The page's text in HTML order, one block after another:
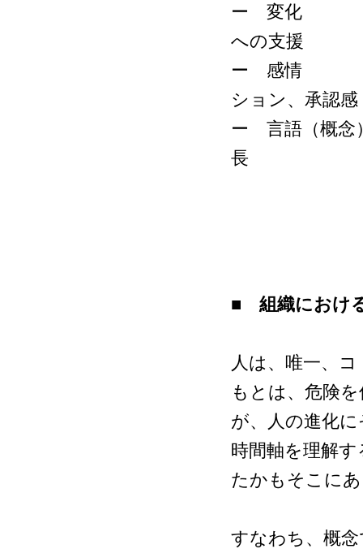
ー 変化 ： 変
への支援
ー 感情 ： 自
ション、承認感
ー 言語（概念
長
■ 組織におけ
人は、唯一、
もとは、危険
が、人の進化
時間軸を理解
たかもそこに
すなわち、概